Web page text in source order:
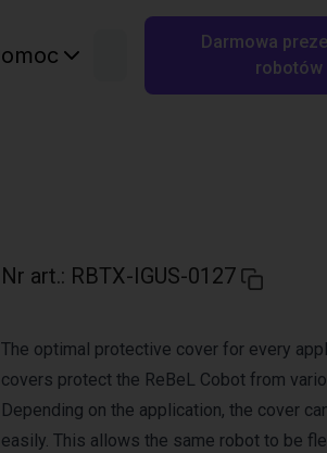
Szukaj w RBTX…
Darmowa
robotów
Nr art.: RBTX-IGUS-0127
The optimal protective cover for every
covers protect the ReBeL Cobot from
Depending on the application, the cover
easily. This allows the same robot to be
Wózek sklepowy